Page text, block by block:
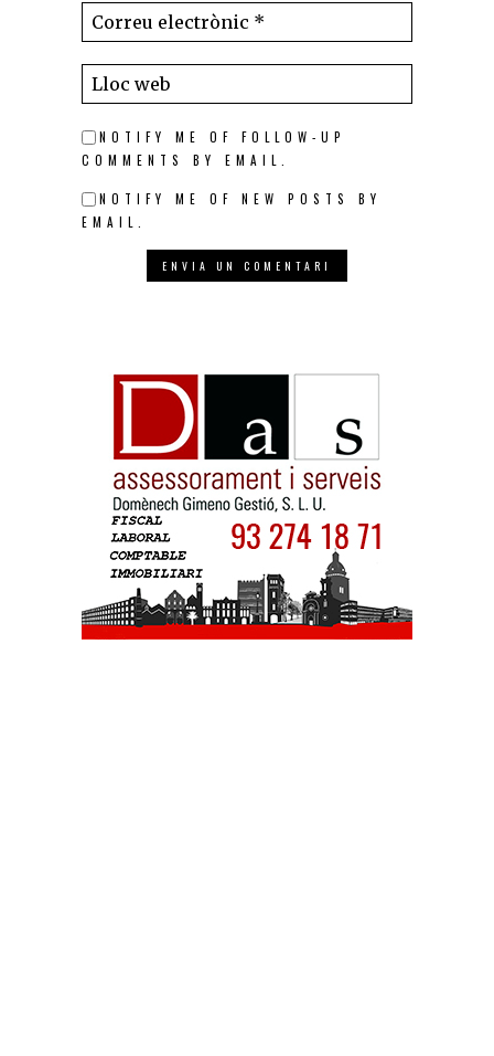
NOTIFY ME OF FOLLOW-UP
COMMENTS BY EMAIL.
NOTIFY ME OF NEW POSTS BY
EMAIL.